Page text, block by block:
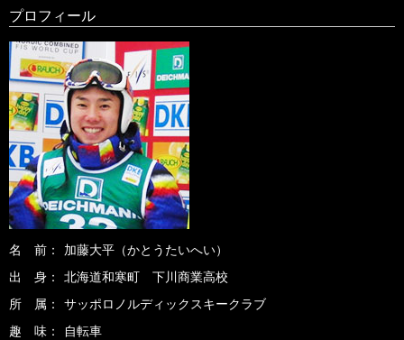
プロフィール
名 前： 加藤大平 （かとうたいへい）
出 身：
北海道和寒町 下川商業高校
所 属：
サッポロノルディックスキークラブ
趣 味：
自転車